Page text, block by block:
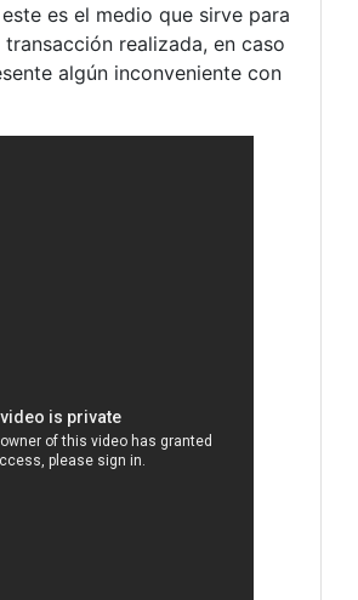
es el medio que sirve para
realizada, en caso
algún inconveniente con